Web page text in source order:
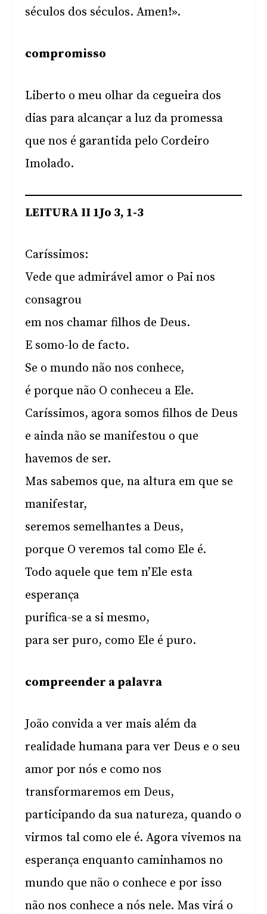
séculos dos séculos. Amen!».
compromisso
Liberto o meu olhar da cegueira dos
dias para alcançar a luz da promessa
que nos é garantida pelo Cordeiro
Imolado.
LEITURA II 1Jo 3, 1-3
Caríssimos:
Vede que admirável amor o Pai nos
consagrou
em nos chamar filhos de Deus.
E somo-lo de facto.
Se o mundo não nos conhece,
é porque não O conheceu a Ele.
Caríssimos, agora somos filhos de Deus
e ainda não se manifestou o que
havemos de ser.
Mas sabemos que, na altura em que se
manifestar,
seremos semelhantes a Deus,
porque O veremos tal como Ele é.
Todo aquele que tem n’Ele esta
esperança
purifica-se a si mesmo,
para ser puro, como Ele é puro.
compreender a palavra
João convida a ver mais além da
realidade humana para ver Deus e o seu
amor por nós e como nos
transformaremos em Deus,
participando da sua natureza, quando o
virmos tal como ele é. Agora vivemos na
esperança enquanto caminhamos no
mundo que não o conhece e por isso
não nos conhece a nós nele. Mas virá o